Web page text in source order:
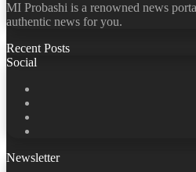
MI Probashi is a renowned news
authentic news for you.
Recent Posts
Social
Newsletter